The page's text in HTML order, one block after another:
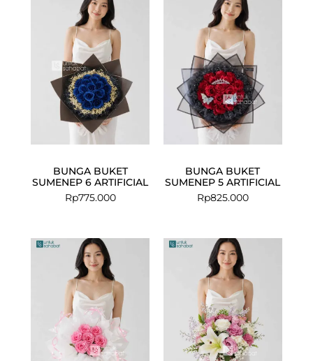
BUNGA BUKET
SUMENEP 6 ARTIFICIAL
Rp775.000
BUNGA BUKET
SUMENEP 5 ARTIFICIAL
Rp825.000